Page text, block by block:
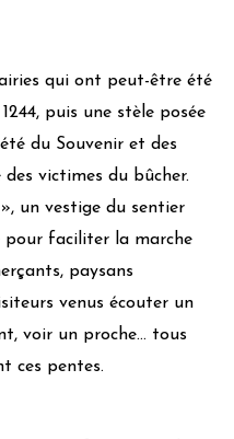
qui ont peut-être été
puis une stèle posée
du Souvenir et des
victimes du bûcher.
un vestige du sentier
pour faciliter la marche
paysans
venus écouter un
voir un proche… tous
ces pentes.